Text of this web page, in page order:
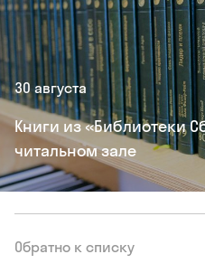
30 августа
Книги из «Библиотеки
читальном зале
Обратно к списку